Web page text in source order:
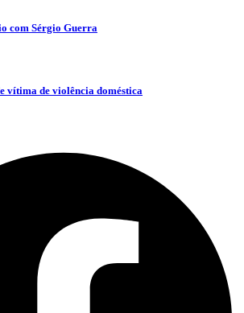
com Sérgio Guerra
vítima de violência doméstica